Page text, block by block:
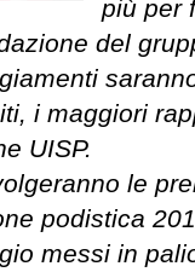
più per
del
i maggiori
UISP.
le
podistica
messi in